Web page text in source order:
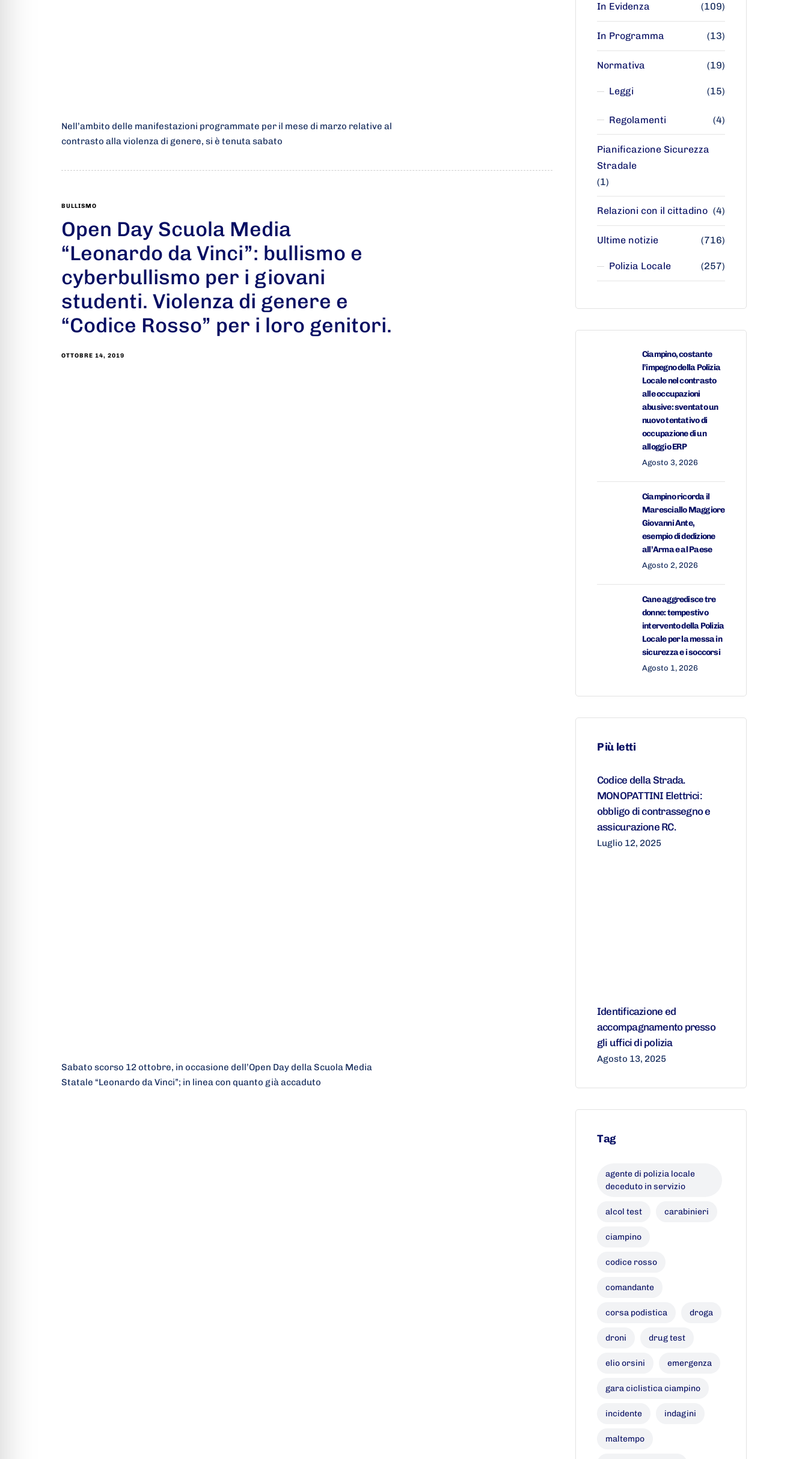
Nell’ambito delle manifestazioni programmate per il mese di marzo relative al
contrasto alla violenza di genere, si è tenuta sabato
BULLISMO
Open Day Scuola Media
“Leonardo da Vinci”: bullismo e
cyberbullismo per i giovani
studenti. Violenza di genere e
“Codice Rosso” per i loro genitori.
OTTOBRE 14, 2019
Sabato scorso 12 ottobre, in occasione dell’Open Day della Scuola Media
Statale “Leonardo da Vinci”; in linea con quanto già accaduto
In Evidenza (109)
In Programma (13)
Normativa (19)
Leggi (15)
Regolamenti (4)
Pianificazione Sicurezza
Stradale
(1)
Relazioni con il cittadino (4)
Ultime notizie (716)
Polizia Locale (257)
Ciampino, costante
l’impegno della Polizia
Locale nel contrasto
alle occupazioni
abusive: sventato un
nuovo tentativo di
occupazione di un
alloggio ERP
Agosto 3, 2026
Ciampino ricorda il
Maresciallo Maggiore
Giovanni Ante,
esempio di dedizione
all’Arma e al Paese
Agosto 2, 2026
Cane aggredisce tre
donne: tempestivo
intervento della Polizia
Locale per la messa in
sicurezza e i soccorsi
Agosto 1, 2026
Più letti
Codice della Strada.
MONOPATTINI Elettrici:
obbligo di contrassegno e
assicurazione RC.
Luglio 12, 2025
Identificazione ed
accompagnamento presso
gli uffici di polizia
Agosto 13, 2025
Tag
agente di polizia locale
deceduto in servizio
alcol test carabinieri
ciampino
codice rosso
comandante
corsa podistica droga
droni drug test
elio orsini emergenza
gara ciclistica ciampino
incidente indagini
maltempo